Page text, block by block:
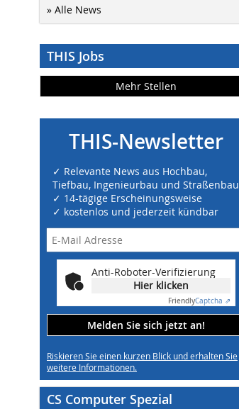
» Alle News
THIS Jobs
Mehr Stellen
THIS-Newsletter
✓ Relevante News aus Hochbau,
Tiefbau, Ingenieurbau und Straßenbau
✓ 14-tägige Erscheinungsweise
✓ kostenlos und jederzeit kündbar
Anti-Roboter-Verifizierung
Hier klicken
FriendlyCaptcha ⇗
Melden Sie sich jetzt an!
Riskieren Sie einen kurzen Blick und erhalten Sie
weitere Informationen.
CS Computer Spezial